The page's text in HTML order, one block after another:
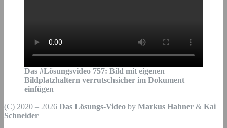
Das #Lösungsvideo 757: Bild mit eigenen
Bildplatzhaltern verrutschsicher im Dokument
einfügen
(C) 2020 – 2026 Das Lösungs-Video by Markus Hahner & Kai
Schneider